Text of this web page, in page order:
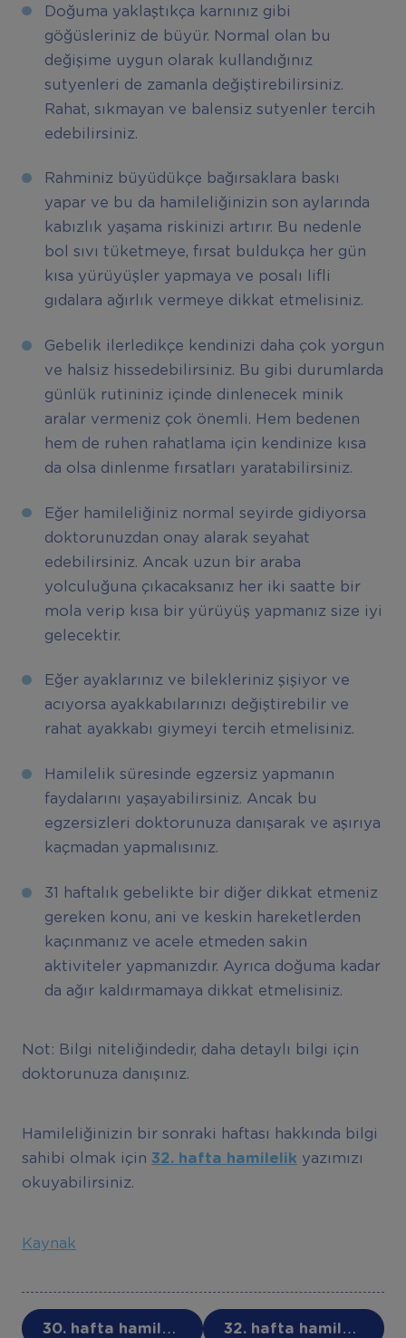
Doğuma yaklaştıkça karnınız gibi
göğüsleriniz de büyür. Normal olan bu
değişime uygun olarak kullandığınız
sutyenleri de zamanla değiştirebilirsiniz.
Rahat, sıkmayan ve balensiz sutyenler tercih
edebilirsiniz.
Rahminiz büyüdükçe bağırsaklara baskı
yapar ve bu da hamileliğinizin son aylarında
kabızlık yaşama riskinizi artırır. Bu nedenle
bol sıvı tüketmeye, fırsat buldukça her gün
kısa yürüyüşler yapmaya ve posalı lifli
gıdalara ağırlık vermeye dikkat etmelisiniz.
Gebelik ilerledikçe kendinizi daha çok yorgun
ve halsiz hissedebilirsiniz. Bu gibi durumlarda
günlük rutininiz içinde dinlenecek minik
aralar vermeniz çok önemli. Hem bedenen
hem de ruhen rahatlama için kendinize kısa
da olsa dinlenme fırsatları yaratabilirsiniz.
Eğer hamileliğiniz normal seyirde gidiyorsa
doktorunuzdan onay alarak seyahat
edebilirsiniz. Ancak uzun bir araba
yolculuğuna çıkacaksanız her iki saatte bir
mola verip kısa bir yürüyüş yapmanız size iyi
gelecektir.
Eğer ayaklarınız ve bilekleriniz şişiyor ve
acıyorsa ayakkabılarınızı değiştirebilir ve
rahat ayakkabı giymeyi tercih etmelisiniz.
Hamilelik süresinde egzersiz yapmanın
faydalarını yaşayabilirsiniz. Ancak bu
egzersizleri doktorunuza danışarak ve aşırıya
kaçmadan yapmalısınız.
31 haftalık gebelikte bir diğer dikkat etmeniz
gereken konu, ani ve keskin hareketlerden
kaçınmanız ve acele etmeden sakin
aktiviteler yapmanızdır. Ayrıca doğuma kadar
da ağır kaldırmamaya dikkat etmelisiniz.
Not: Bilgi niteliğindedir, daha detaylı bilgi için
doktorunuza danışınız.
Hamileliğinizin bir sonraki haftası hakkında bilgi
sahibi olmak için 32. hafta hamilelik yazımızı
okuyabilirsiniz.
Kaynak
30. hafta hamilelik 32. hafta hamilelik